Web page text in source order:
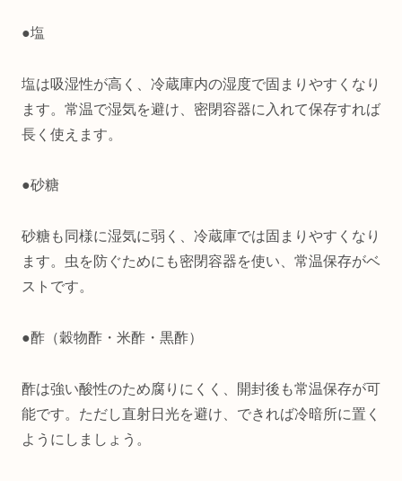
●塩
塩は吸湿性が高く、冷蔵庫内の湿度で固まりやすくなり
ます。常温で湿気を避け、密閉容器に入れて保存すれば
長く使えます。
●砂糖
砂糖も同様に湿気に弱く、冷蔵庫では固まりやすくなり
ます。虫を防ぐためにも密閉容器を使い、常温保存がベ
ストです。
●酢（穀物酢・米酢・黒酢）
酢は強い酸性のため腐りにくく、開封後も常温保存が可
能です。ただし直射日光を避け、できれば冷暗所に置く
ようにしましょう。